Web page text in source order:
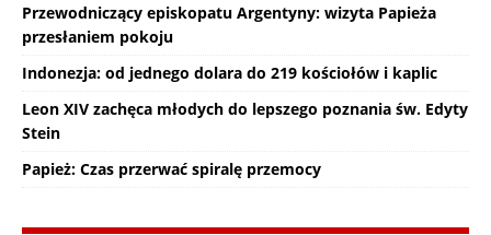
Przewodniczący episkopatu Argentyny: wizyta Papieża
przesłaniem pokoju
Indonezja: od jednego dolara do 219 kościołów i kaplic
Leon XIV zachęca młodych do lepszego poznania św. Edyty
Stein
Papież: Czas przerwać spiralę przemocy